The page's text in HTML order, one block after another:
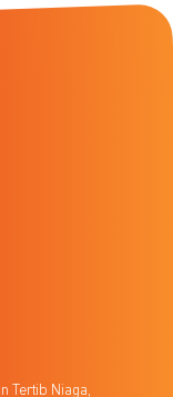
Tertib Niaga,